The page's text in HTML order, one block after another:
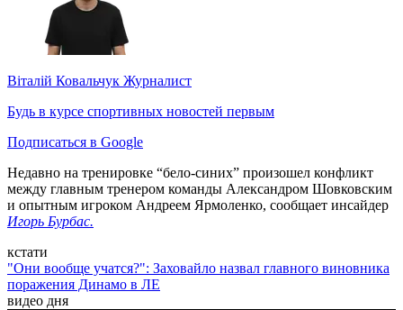
Віталій Ковальчук Журналист
Будь в курсе спортивных новостей первым
Подписаться в Google
Недавно на тренировке “бело-синих” произошел конфликт
между главным тренером команды Александром Шовковским
и опытным игроком Андреем Ярмоленко, сообщает инсайдер
Игорь Бурбас.
кстати
"Они вообще учатся?": Заховайло назвал главного виновника
поражения Динамо в ЛЕ
видео дня